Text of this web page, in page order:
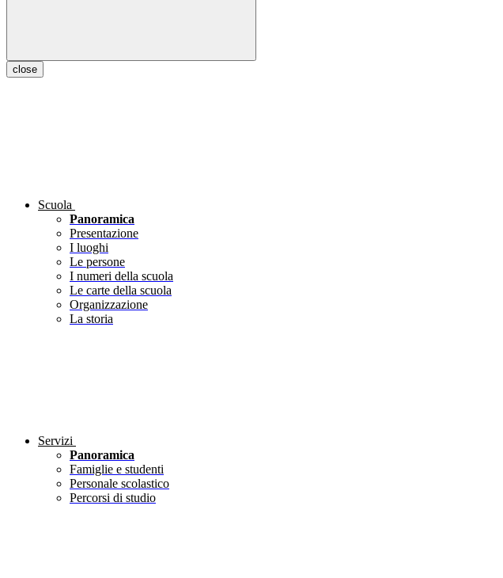
close
Scuola
Panoramica
Presentazione
I luoghi
Le persone
I numeri della scuola
Le carte della scuola
Organizzazione
La storia
Servizi
Panoramica
Famiglie e studenti
Personale scolastico
Percorsi di studio